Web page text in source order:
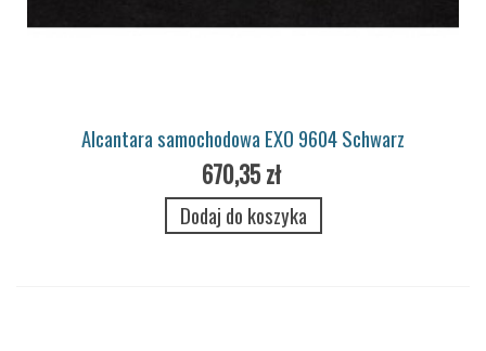
Alcantara samochodowa EXO 9604 Schwarz
670,35 zł
Dodaj do koszyka